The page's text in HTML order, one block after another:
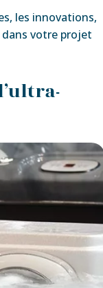
les innovations,
dans votre projet